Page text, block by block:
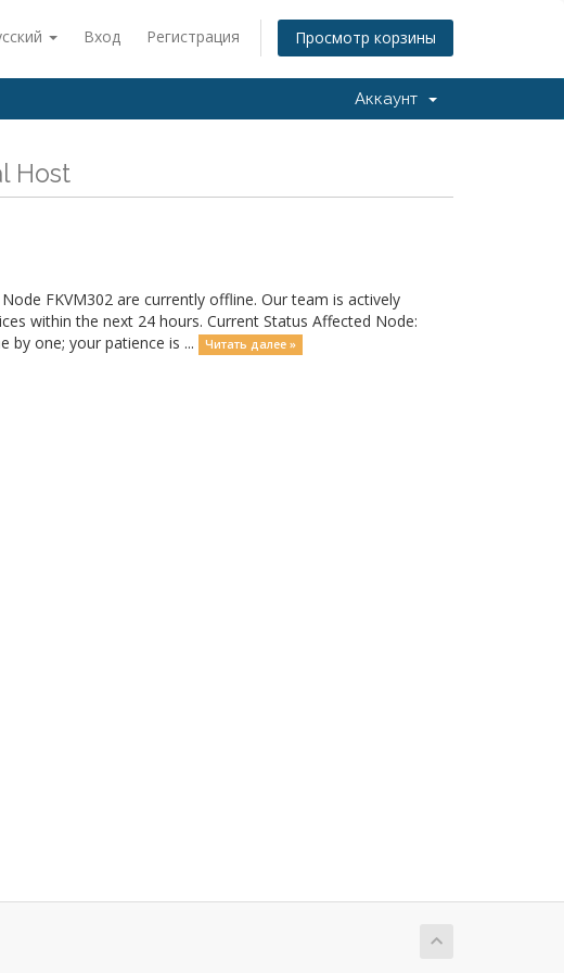
Вход Регистрация Просмотр корзины
Аккаунт
Host
FKVM302 are currently offline. Our team is actively
within the next 24 hours. Current Status Affected Node:
by one; your patience is ...
Читать далее »